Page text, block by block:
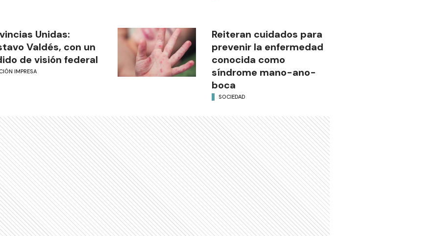
Unidas:
Valdés, con un
de visión federal
IMPRESA
Reiteran cuidados para
prevenir la enfermedad
conocida como
síndrome mano-ano-
boca
SOCIEDAD